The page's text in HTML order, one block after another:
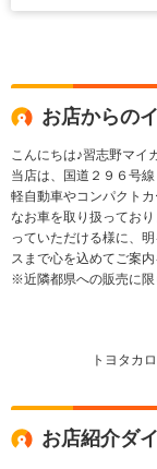
お店からの
こんにちは♪習志野マイ
当店は、国道２９６号
軽自動車やコンパクト
なお車を取り扱ってお
っていただける様に、
スまで心を込めてご案内
※近隣都県への販売に限
トヨタカ
お店紹介ダ